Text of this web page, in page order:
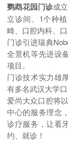
鹦鹉花园门诊成
立诊间、1个种
畸、口腔内科、
门诊引进瑞典
全景机等先进设
项目。
门诊技术实力雄
有多名武汉大学
爱尚大众口腔将
中心的服务理念
诊疗服务，让看
约、就诊！